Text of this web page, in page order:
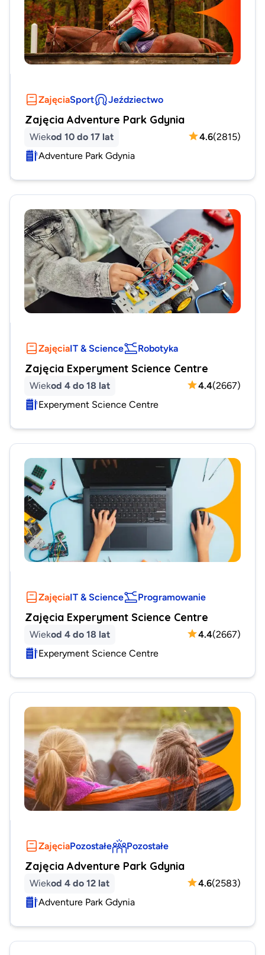
ZajęciaSport Jeździectwo
Zajęcia Adventure Park Gdynia
Wiekod 10 do 17 lat 4.6(2815)
Adventure Park Gdynia
ZajęciaIT & Science Robotyka
Zajęcia Experyment Science Centre
Wiekod 4 do 18 lat 4.4(2667)
Experyment Science Centre
ZajęciaIT & Science Programowanie
Zajęcia Experyment Science Centre
Wiekod 4 do 18 lat 4.4(2667)
Experyment Science Centre
ZajęciaPozostałe Pozostałe
Zajęcia Adventure Park Gdynia
Wiekod 4 do 12 lat 4.6(2583)
Adventure Park Gdynia